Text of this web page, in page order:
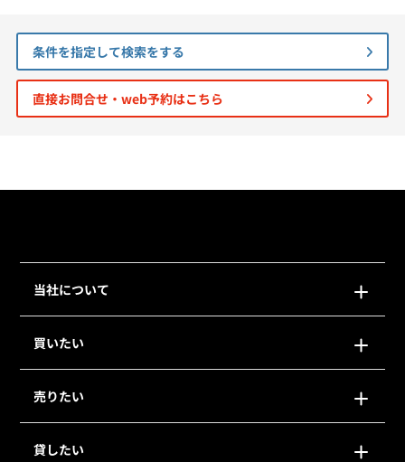
個人情報保護の取扱い
条件を指定して検索をする
直接お問合せ・web予約はこちら
当社について
買いたい
売りたい
貸したい